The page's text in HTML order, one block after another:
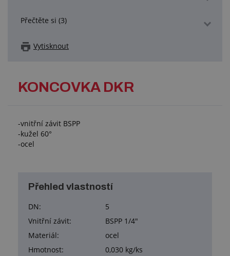
Přečtěte si (3)
Vytisknout
KONCOVKA DKR
-vnitřní závit BSPP
-kužel 60°
-ocel
Přehled vlastností
DN:
5
Vnitřní závit:
BSPP 1/4"
Materiál:
ocel
Hmotnost:
0,030 kg/ks